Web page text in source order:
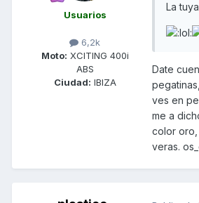
Usuarios
6,2k
Moto: XCITING 400i
ABS
Ciudad: IBIZA
La
Date
ves en
me a
color oro,
veras.